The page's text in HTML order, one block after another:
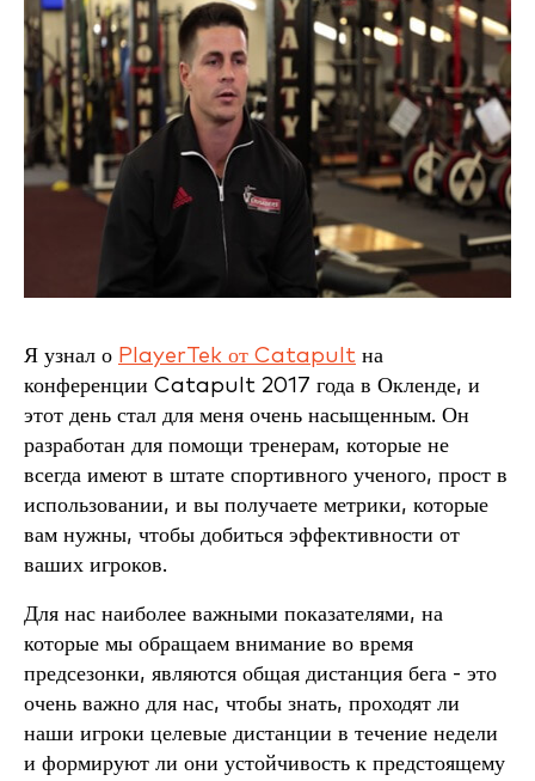
Я узнал о PlayerTek от Catapult на
конференции Catapult 2017 года в Окленде, и
этот день стал для меня очень насыщенным. Он
разработан для помощи тренерам, которые не
всегда имеют в штате спортивного ученого, прост в
использовании, и вы получаете метрики, которые
вам нужны, чтобы добиться эффективности от
ваших игроков.
Для нас наиболее важными показателями, на
которые мы обращаем внимание во время
предсезонки, являются общая дистанция бега - это
очень важно для нас, чтобы знать, проходят ли
наши игроки целевые дистанции в течение недели
и формируют ли они устойчивость к предстоящему